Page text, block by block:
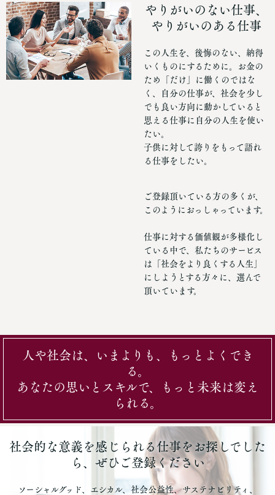
やりがいのない仕事、
やりがいのある仕事
この人生を、後悔のない、納得
いくものにするために。お金の
ため「だけ」に働くのではな
く、自分の仕事が、社会を少し
でも良い方向に動かしていると
思える仕事に自分の人生を使い
たい。
子供に対して誇りをもって語れ
る仕事をしたい。
ご登録頂いている方の多くが、
このようにおっしゃっています。
仕事に対する価値観が多様化し
ている中で、私たちのサービス
は「社会をより良くする人生」
にしようとする方々に、選んで
頂いています。
人や社会は、いまよりも、もっとよくでき
る。
あなたの思いとスキルで、もっと未来は変え
られる。
社会的な意義を感じられる仕事をお探しでした
ら、ぜひご登録ください
ソーシャルグッド、エシカル、社会公益性、サステナビリティ、